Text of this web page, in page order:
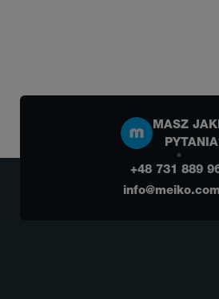
MASZ
+48 731 889